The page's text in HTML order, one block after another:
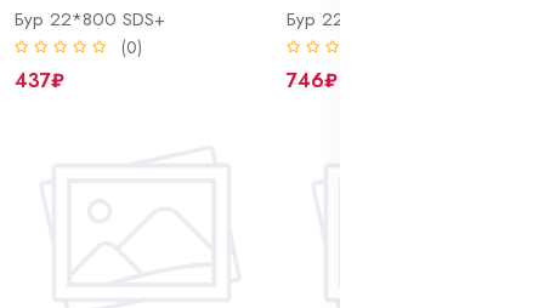
Бур 22*800 SDS+
(0)
437₽
Бур 22*600 SDS+
746₽